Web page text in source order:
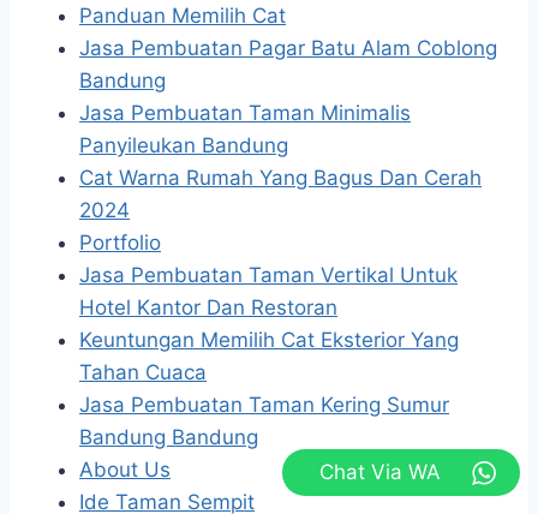
Panduan Memilih Cat
Jasa Pembuatan Pagar Batu Alam Coblong
Bandung
Jasa Pembuatan Taman Minimalis
Panyileukan Bandung
Cat Warna Rumah Yang Bagus Dan Cerah
2024
Portfolio
Jasa Pembuatan Taman Vertikal Untuk
Hotel Kantor Dan Restoran
Keuntungan Memilih Cat Eksterior Yang
Tahan Cuaca
Jasa Pembuatan Taman Kering Sumur
Bandung Bandung
About Us
Ide Taman Sempit
Chat Via WA